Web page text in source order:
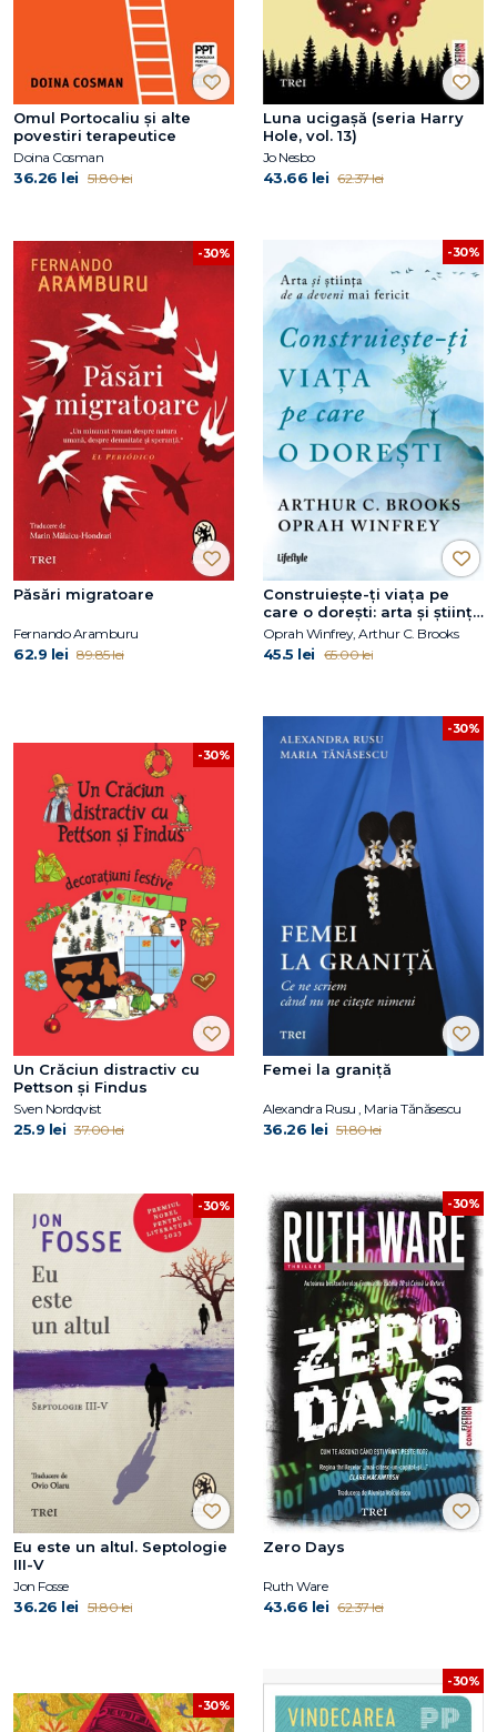
Omul Portocaliu și alte
povestiri terapeutice
Doina Cosman
36.26 lei 51.80 lei
Luna ucigașă (seria Harry
Hole, vol. 13)
Jo Nesbo
43.66 lei 62.37 lei
-30%
Păsări migratoare
Fernando Aramburu
62.9 lei 89.85 lei
-30%
Construiește-ți viața pe
care o dorești: arta și știința
de a deveni mai fericit
Oprah Winfrey, Arthur C. Brooks
45.5 lei 65.00 lei
-30%
Un Crăciun distractiv cu
Pettson și Findus
Sven Nordqvist
25.9 lei 37.00 lei
-30%
Femei la graniță
Alexandra Rusu , Maria Tănăsescu
36.26 lei 51.80 lei
-30%
Eu este un altul. Septologie
III-V
Jon Fosse
36.26 lei 51.80 lei
-30%
Zero Days
Ruth Ware
43.66 lei 62.37 lei
-30%
-30%